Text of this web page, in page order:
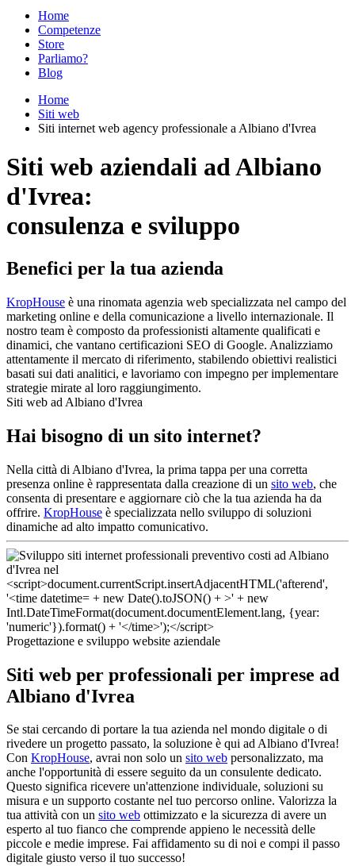
Home
Competenze
Store
Parliamo?
Blog
Home
Siti web
Siti internet web agency professionale a Albiano d'Ivrea
Siti web aziendali ad Albiano
d'Ivrea:
consulenza e sviluppo
Benefici per la tua azienda
KropHouse è una rinomata agenzia web specializzata nel campo del
marketing online e della comunicazione a livello internazionale. Il
nostro team è composto da professionisti altamente qualificati e
dinamici, che vantano certificazioni SEO di Google. Analizziamo
attentamente il mercato di riferimento, stabilendo obiettivi realistici
basati sui dati analitici, e lavoriamo con impegno per implementare
strategie mirate al loro raggiungimento.
Siti web ad Albiano d'Ivrea
Hai bisogno di un sito internet?
Nella città di Albiano d'Ivrea, la prima tappa per una corretta
presenza online è rappresentata dalla creazione di un sito web, che
consenta di presentare e aggiornare ciò che la tua azienda ha da
offrire. KropHouse è specializzata nello sviluppo di soluzioni
dinamiche ad alto impatto comunicativo.
Progettazione e sviluppo website aziendale
Siti web per professionali per imprese ad
Albiano d'Ivrea
Se stai cercando di portare la tua azienda nel mondo digitale o di
rivedere un progetto passato, la soluzione è qui ad Albiano d'Ivrea!
Con KropHouse, avrai non solo un sito web personalizzato, ma
anche l'opportunità di essere seguito da un consulente dedicato.
Questo significa ricevere un'attenzione individuale, soluzioni su
misura e un supporto costante nel tuo percorso online. Valorizza la
tua attività con un sito web ottimizzato e la sicurezza di avere un
esperto al tuo fianco che comprende appieno le necessità delle
piccole e medie imprese. Fai affidamento su di noi e compi il passo
digitale giusto verso il tuo successo!